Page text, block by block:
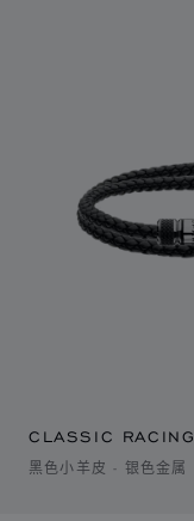
CLASSIC
黑色小羊皮 - 银色金属